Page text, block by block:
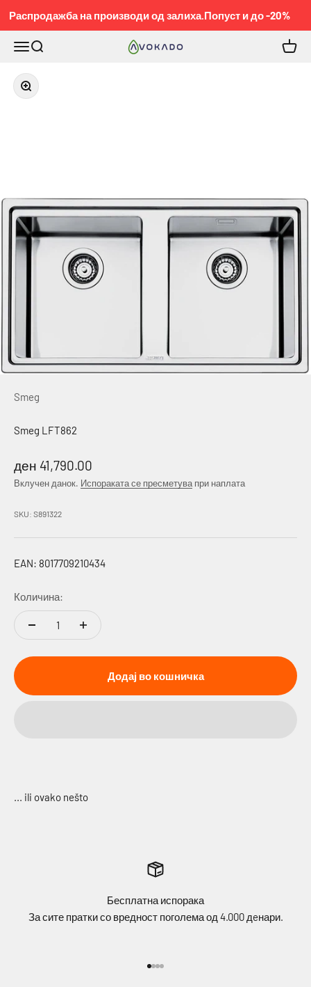
Распродажба на производи од залиха.Попуст и до -20%
MeniPretraga KOBEL™ Korpa
Приближи
Smeg
Smeg LFT862
Намалена цена
ден 41,790.00
Вклучен данок. Испораката се пресметува при наплата
SKU: S891322
EAN: 8017709210434
Количина:
Додај во кошничка
Бесплатна испорака
За сите пратки со вредност поголема од 4.000 дeнари.